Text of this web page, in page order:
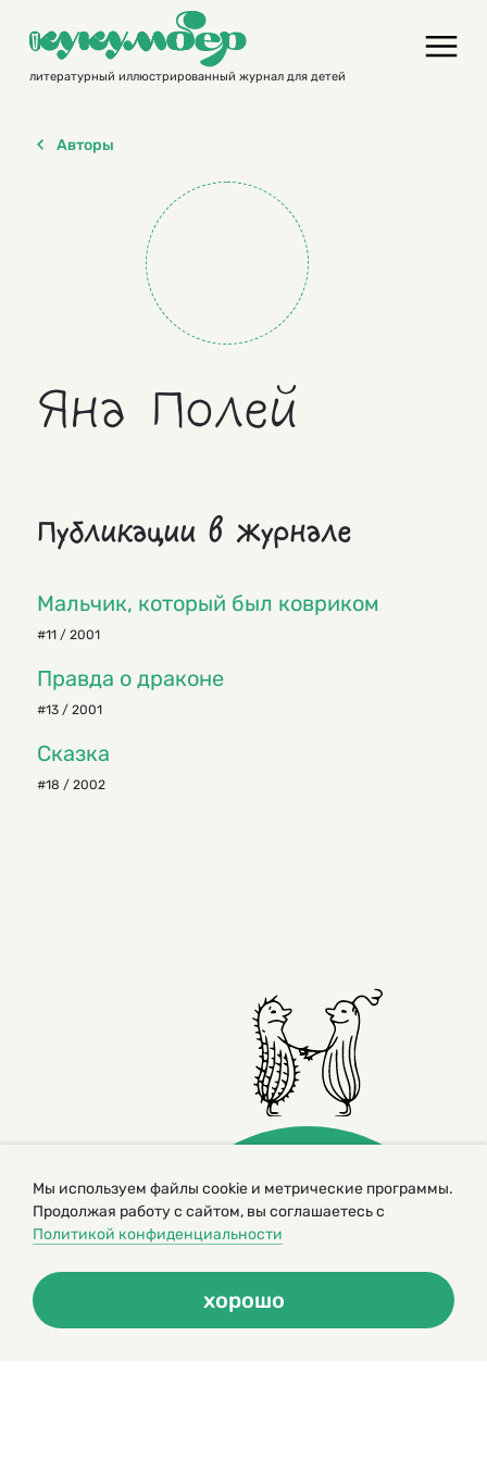
contentлитературный иллюстрированный журнал для детей
Авторы
Яна Полей
Публикации в журнале
Мальчик, который был ковриком
#11 / 2001
Правда о драконе
#13 / 2001
Сказка
#18 / 2002
© 2000 – 2026. Кукумбер. Литературный иллюстрированный
Копирование материалов возможно только с разрешения редакторов
сайта
Политика конфиденциальности
Мы используем файлы cookie и метрические программы.
Продолжая работу с сайтом, вы соглашаетесь с
Политикой конфиденциальности
хорошо